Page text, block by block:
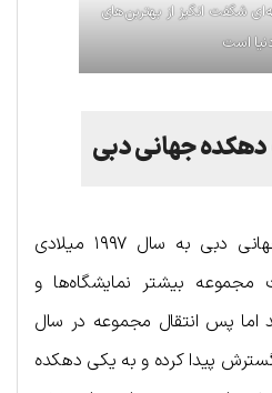
شگفت انگیز از بهتربن‌های
است
جهانی دبی
تاریخچه ساخت دهکده جهانی دبی به سال ۱۹۹۷ میلادی
مجموعه بیشتر نمایشگاه‌ها و
اما پس انتقال مجموعه در سال
گسترش پیدا کرده و به یکی دهکده